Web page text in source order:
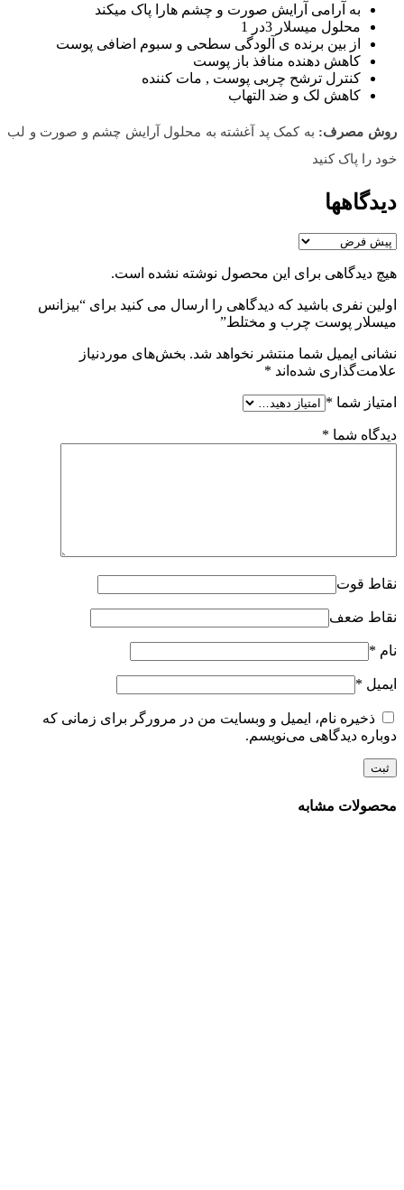
به آرامی آرایش صورت و چشم هارا پاک میکند
محلول میسلار 3در 1
از بین برنده ی آلودگی سطحی و سبوم اضافی پوست
کاهش دهنده منافذ باز پوست
کنترل ترشح چربی پوست , مات کننده
کاهش لک و ضد التهاب
روش مصرف: به کمک پد آغشته به محلول آرایش چشم و صورت و لب
خود را پاک کنید
دیدگاهها
هیچ دیدگاهی برای این محصول نوشته نشده است.
اولین نفری باشید که دیدگاهی را ارسال می کنید برای “بیزانس
میسلار پوست چرب و مختلط”
نشانی ایمیل شما منتشر نخواهد شد. بخش‌های موردنیاز
علامت‌گذاری شده‌اند *
امتیاز شما *
دیدگاه شما *
نقاط قوت
نقاط ضعف
نام *
ایمیل *
ذخیره نام، ایمیل و وبسایت من در مرورگر برای زمانی که
دوباره دیدگاهی می‌نویسم.
محصولات مشابه